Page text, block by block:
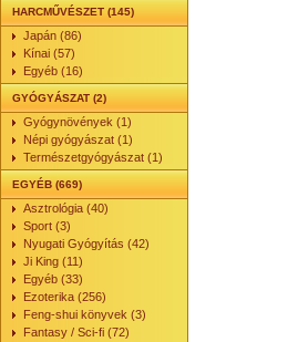
HARCMŰVÉSZET (145)
Japán (86)
Kínai (57)
Egyéb (16)
GYÓGYÁSZAT (2)
Gyógynövények (1)
Népi gyógyászat (1)
Természetgyógyászat (1)
EGYÉB (669)
Asztrológia (40)
Sport (3)
Nyugati Gyógyítás (42)
Ji King (11)
Egyéb (33)
Ezoterika (256)
Feng-shui könyvek (3)
Fantasy / Sci-fi (72)